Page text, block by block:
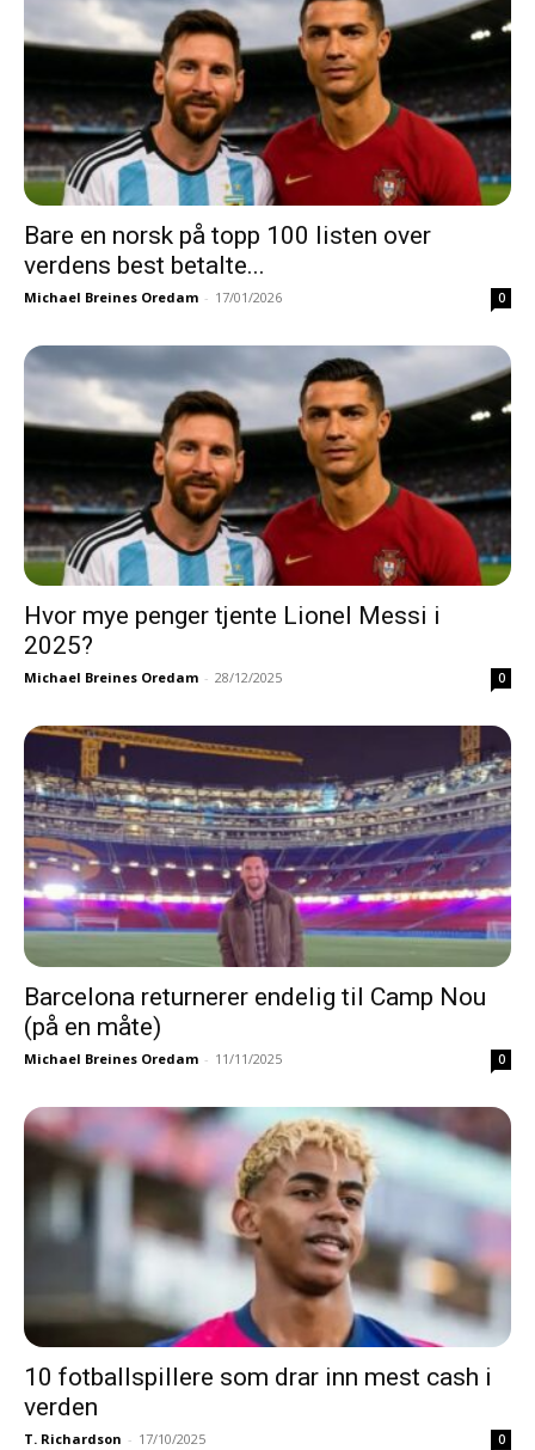
Bare en norsk på topp 100 listen over
verdens best betalte...
Michael Breines Oredam - 17/01/2026 0
Hvor mye penger tjente Lionel Messi i
2025?
Michael Breines Oredam - 28/12/2025 0
Barcelona returnerer endelig til Camp Nou
(på en måte)
Michael Breines Oredam - 11/11/2025 0
10 fotballspillere som drar inn mest cash i
verden
T. Richardson - 17/10/2025 0